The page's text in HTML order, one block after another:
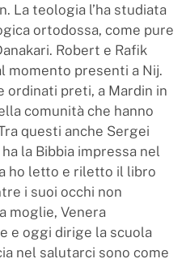
La teologia l’ha studiata
ortodossa, come pure
Robert e Rafik
momento presenti a Nij.
ordinati preti, a Mardin in
comunità che hanno
questi anche Sergei
la Bibbia impressa nel
ho letto e riletto il libro
i suoi occhi non
moglie, Venera
e oggi dirige la scuola
nel salutarci sono come